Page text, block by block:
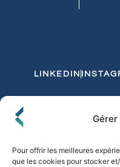
Pour offrir les meilleures
que les cookies pour stocker
LINKEDIN
Politique de Confidentialité